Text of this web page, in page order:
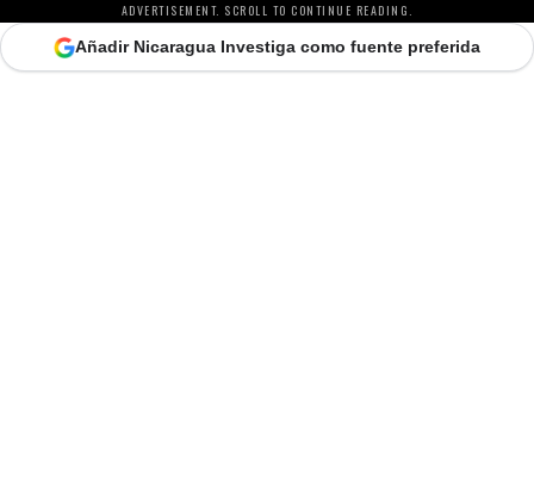
ADVERTISEMENT. SCROLL TO CONTINUE READING.
Añadir Nicaragua Investiga como fuente preferida